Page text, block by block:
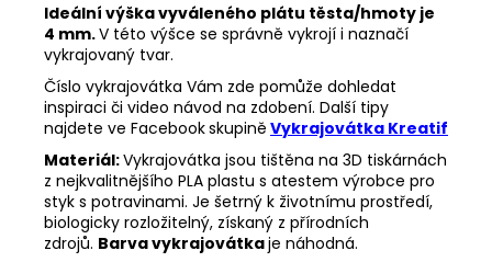
Ideální výška vyváleného plátu těsta/hmoty je
4 mm.V této výšce se správně vykrojí i naznačí
vykrajovaný tvar.
Číslo vykrajovátka Vám zde pomůže dohledat
inspiraci či video návod na zdobení. Další tipy
najdete ve Facebookskupině Vykrajovátka Kreatif
Materiál:Vykrajovátka jsou tištěna na 3D tiskárnách
z nejkvalitnějšího PLA plastu s atestem výrobce pro
styk s potravinami. Je šetrný k životnímu prostředí,
biologicky rozložitelný, získaný z přírodních
zdrojů. Barva vykrajovátkaje náhodná.